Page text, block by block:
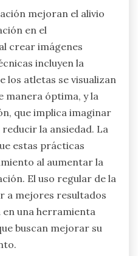
mejoran el alivio
en el
crear imágenes
incluyen la
los atletas se visualizan
manera óptima, y la
que implica imaginar
la ansiedad. La
estas prácticas
al aumentar la
El uso regular de la
a mejores resultados
una herramienta
buscan mejorar su